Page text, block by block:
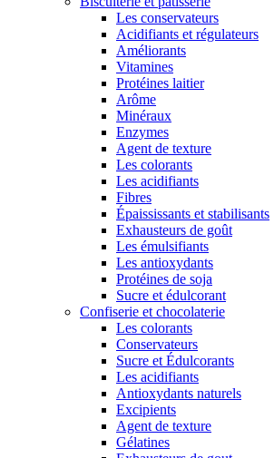
Les conservateurs
Acidifiants et régulateurs
Améliorants
Vitamines
Protéines laitier
Arôme
Minéraux
Enzymes
Agent de texture
Les colorants
Les acidifiants
Fibres
Épaississants et stabilisants
Exhausteurs de goût
Les émulsifiants
Les antioxydants
Protéines de soja
Sucre et édulcorant
Confiserie et chocolaterie
Les colorants
Conservateurs
Sucre et Édulcorants
Les acidifiants
Antioxydants naturels
Excipients
Agent de texture
Gélatines